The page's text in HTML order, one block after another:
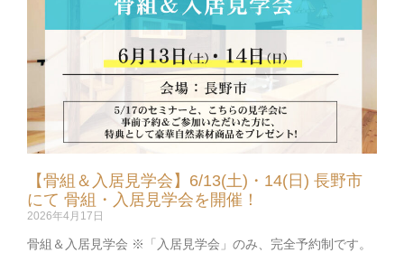
【骨組＆入居見学会】6/13(土)・14(日) 長野市
にて 骨組・入居見学会を開催！
2026年4月17日
骨組＆入居見学会 ※「入居見学会」のみ、完全予約制です。